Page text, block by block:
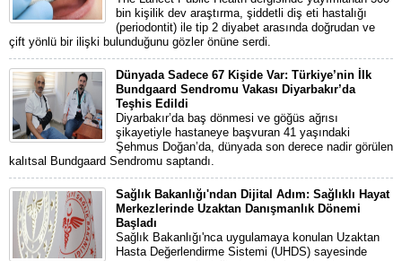
bin kişilik dev araştırma, şiddetli diş eti hastalığı
(periodontit) ile tip 2 diyabet arasında doğrudan ve
çift yönlü bir ilişki bulunduğunu gözler önüne serdi.
Dünyada Sadece 67 Kişide Var: Türkiye’nin İlk
Bundgaard Sendromu Vakası Diyarbakır’da
Teşhis Edildi
Diyarbakır’da baş dönmesi ve göğüs ağrısı
şikayetiyle hastaneye başvuran 41 yaşındaki
Şehmus Doğan’da, dünyada son derece nadir görülen
kalıtsal Bundgaard Sendromu saptandı.
Sağlık Bakanlığı'ndan Dijital Adım: Sağlıklı Hayat
Merkezlerinde Uzaktan Danışmanlık Dönemi
Başladı
Sağlık Bakanlığı'nca uygulamaya konulan Uzaktan
Hasta Değerlendirme Sistemi (UHDS) sayesinde